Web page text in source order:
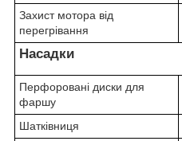
Захист мотора від
перегрівання
Насадки
Перфоровані диски для
фаршу
Шатківниця